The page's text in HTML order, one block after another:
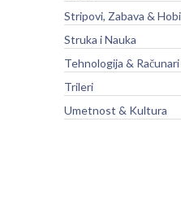
Stripovi, Zabava & Hobi
Struka i Nauka
Tehnologija & Računari
Trileri
Umetnost & Kultura